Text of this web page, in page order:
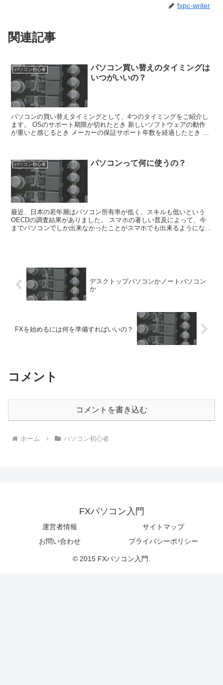
fxpc-writer
関連記事
パソコン初心者
パソコン買い替えのタイミングは
いつがいいの？
パソコンの買い替えタイミングとして、4つのタイミングをご紹介し
ます。 OSのサポート期限が切れたとき 新しいソフトウェアの動作
が重いと感じるとき メーカーの保証サポート年数を経過したとき 故
パソコン初心者 パソコンって何に使うの？
最近、日本の若年層はパソコン所有率が低く、スキルも低いという
OECDの調査結果がありました。 スマホの著しい普及によって、今
までパソコンでしか出来なかったことがスマホでも出来るようになっ
デスクトップパソコンかノートパソコン
か
FXを始めるには何を準備すればいいの？
コメント
コメントを書き込む
ホーム パソコン初心者
FXパソコン入門
運営者情報
サイトマップ
お問い合わせ
プライバシーポリシー
© 2015 FXパソコン入門.